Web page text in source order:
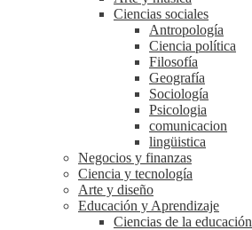
Ciencias sociales
Antropología
Ciencia política
Filosofía
Geografía
Sociología
Psicologia
comunicacion
lingüistica
Negocios y finanzas
Ciencia y tecnología
Arte y diseño
Educación y Aprendizaje
Ciencias de la educación